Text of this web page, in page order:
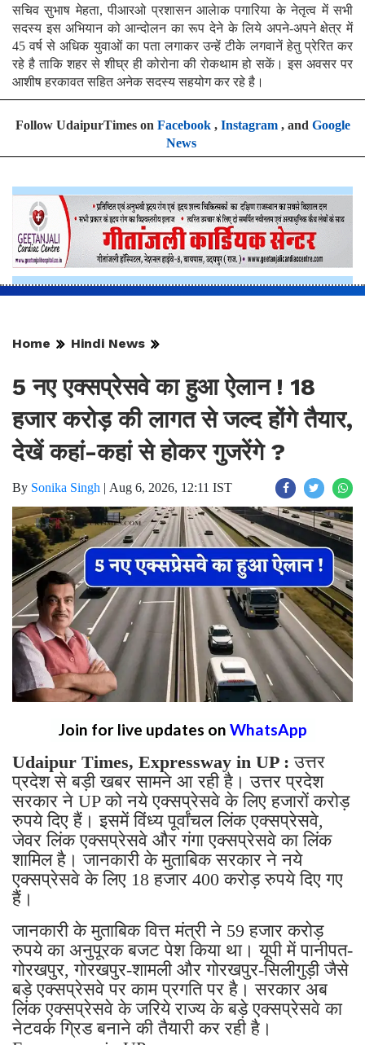
सचिव सुभाष मेहता, पीआरओ प्रशासन आलेाक पगारिया के नेतृत्व में सभी
सदस्य इस अभियान को आन्दोलन का रूप देने के लिये अपने-अपने क्षेत्र में
45 वर्ष से अधिक युवाओं का पता लगाकर उन्हें टीके लगवानें हेतु प्रेरित कर
रहे है ताकि शहर से शीघ्र ही कोरोना की रोकथाम हो सकें। इस अवसर पर
आशीष हरकावत सहित अनेक सदस्य सहयोग कर रहे है।
Follow UdaipurTimes on Facebook, Instagram, and Google
News
Home Hindi News
5 नए एक्सप्रेसवे का हुआ ऐलान ! 18
हजार करोड़ की लागत से जल्द होंगे तैयार,
देखें कहां-कहां से होकर गुजरेंगे ?
By Sonika Singh | Aug 6, 2026, 12:11 IST
Join for live updates on WhatsApp
Udaipur Times, Expressway in UP : उत्तर
प्रदेश से बड़ी खबर सामने आ रही है। उत्तर प्रदेश
सरकार ने UP को नये एक्सप्रेसवे के लिए हजारों करोड़
रुपये दिए हैं। इसमें विंध्य पूर्वांचल लिंक एक्सप्रेसवे,
जेवर लिंक एक्सप्रेसवे और गंगा एक्सप्रेसवे का लिंक
शामिल है। जानकारी के मुताबिक सरकार ने नये
एक्सप्रेसवे के लिए 18 हजार 400 करोड़ रुपये दिए गए
हैं।
जानकारी के मुताबिक वित्त मंत्री ने 59 हजार करोड़
रुपये का अनुपूरक बजट पेश किया था। यूपी में पानीपत-
गोरखपुर, गोरखपुर-शामली और गोरखपुर-सिलीगुड़ी जैसे
बड़े एक्सप्रेसवे पर काम प्रगति पर है। सरकार अब
लिंक एक्सप्रेसवे के जरिये राज्य के बड़े एक्सप्रेसवे का
नेटवर्क ग्रिड बनाने की तैयारी कर रही है।